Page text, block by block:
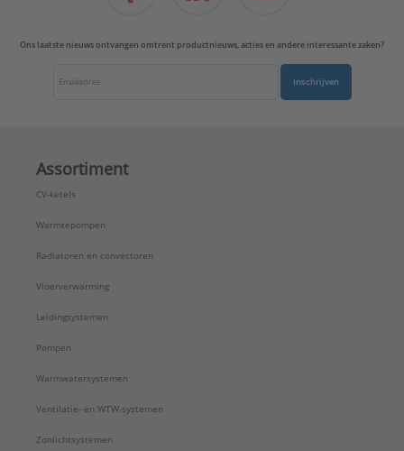
Ons laatste nieuws ontvangen omtrent productnieuws, acties en andere interessante zaken?
Inschrijven
Assortiment
CV-ketels
Warmtepompen
Radiatoren en convectoren
Vloerverwarming
Leidingsystemen
Pompen
Warmwatersystemen
Ventilatie- en WTW-systemen
Zonlichtsystemen